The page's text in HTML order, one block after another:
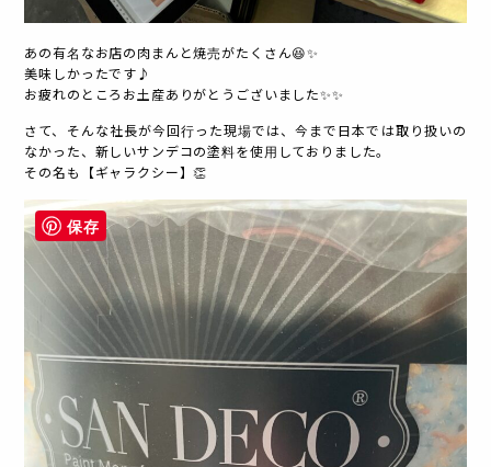
あの有名なお店の肉まんと焼売がたくさん😆✨
美味しかったです♪
お疲れのところお土産ありがとうございました✨✨
さて、そんな社長が今回行った現場では、今まで日本では取り扱いの
なかった、新しいサンデコの塗料を使用しておりました。
その名も【ギャラクシー】👏
保存